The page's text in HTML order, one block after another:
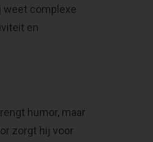
weet complexe
en
humor, maar
zorgt hij voor